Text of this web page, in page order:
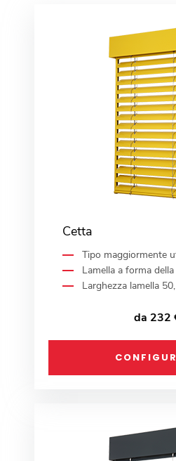
Cetta
Tipo maggiormente
Lamella a forma della
Larghezza lamella
da 232